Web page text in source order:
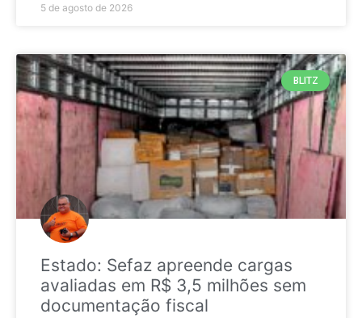
5 de agosto de 2026
BLITZ
Estado: Sefaz apreende cargas
avaliadas em R$ 3,5 milhões sem
documentação fiscal